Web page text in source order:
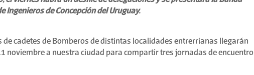
Ingenieros de Concepción del Uruguay.
de cadetes de Bomberos de distintas localidades entrerrianas llegarán
noviembre a nuestra ciudad para compartir tres jornadas de encuentro